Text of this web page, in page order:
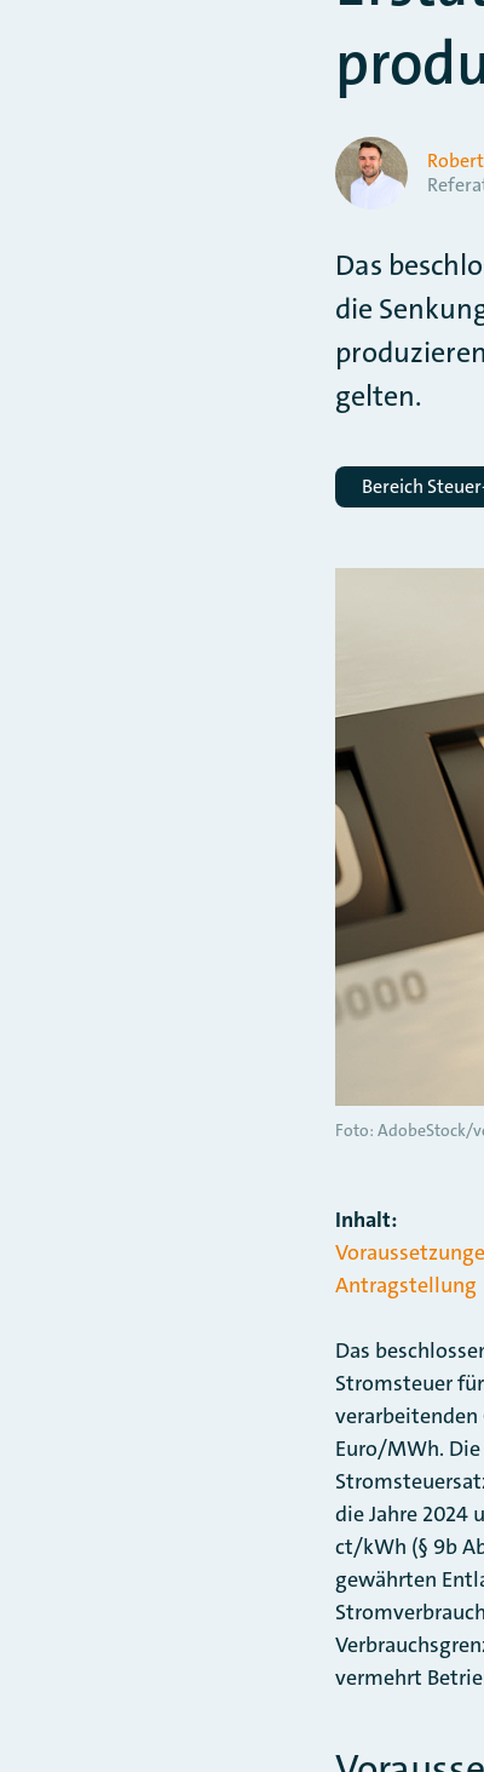
Das
die
gelten.
Bereich
Foto: AdobeStock/
Inhalt:
Antragstellung
Das
Stromsteuer
verarbeitenden
Euro/MWh.
die Jahre 2024
ct/kWh (§ 9b
gewährten
vermehrt